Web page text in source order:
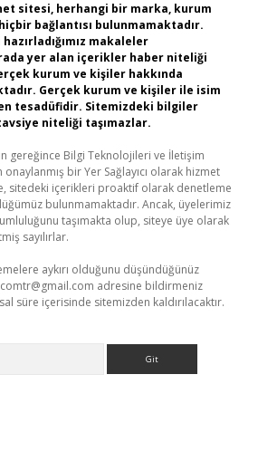
sitesi, herhangi bir marka, kurum
bağlantısı bulunmamaktadır.
makaleler
yer alan içerikler haber niteliği
kurum ve kişiler hakkında
Gerçek kurum ve kişiler ile isim
tesadüfidir. Sitemizdeki bilgiler
niteliği taşımazlar.
gereğince Bilgi Teknolojileri ve İletişim
onaylanmış bir Yer Sağlayıcı olarak hizmet
sitedeki içerikleri proaktif olarak denetleme
bulunmamaktadır. Ancak, üyelerimiz
taşımakta olup, siteye üye olarak
sayılırlar.
aykırı olduğunu düşündüğünüz
adresine bildirmeniz
süre içerisinde sitemizden kaldırılacaktır.